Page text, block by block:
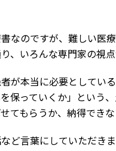
なのですが、難しい医
、いろんな専門家の視点
が本当に必要としてい
保っていくか」という
てもらうか、納得でき
ど言葉にしていただきま